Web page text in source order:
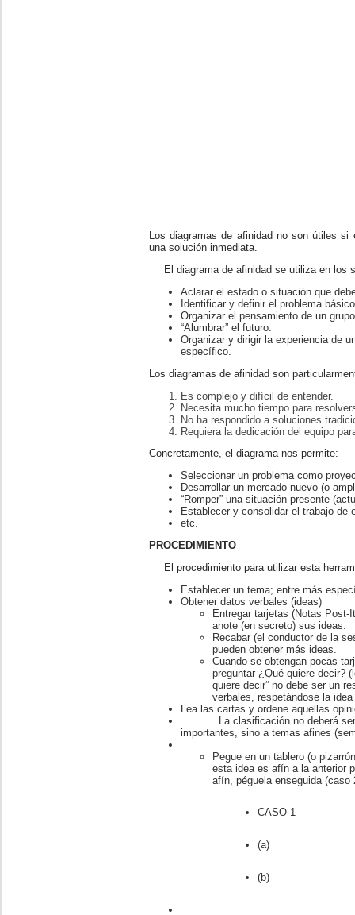
Los diagramas de afinidad no son útiles
una solución inmediata.
El diagrama de afinidad se utiliza en los
Aclarar el estado o situación que
Identificar y definir el problema
Organizar el pensamiento de un
“Alumbrar” el futuro.
Organizar y dirigir la experiencia de
específico.
Los diagramas de afinidad son
Es complejo y difícil de entender.
Necesita mucho tiempo para
No ha respondido a soluciones
Requiera la dedicación del equipo
Concretamente, el diagrama nos permite:
Seleccionar un problema como
Desarrollar un mercado nuevo (o
“Romper” una situación presente
Establecer y consolidar el trabajo de
etc.
PROCEDIMIENTO
El procedimiento para utilizar esta
Establecer un tema; entre más
Obtener datos verbales (ideas)
Entregar tarjetas (Notas Post-
anote (en secreto) sus ideas.
Recabar (el conductor de la
pueden obtener más ideas.
Cuando se obtengan pocas
preguntar ¿Qué quiere decir?
quiere decir” no debe ser un
verbales, respetándose la
Lea las cartas y ordene aquellas
La clasificación no deberá ser
importantes, sino a temas afines
Pegue en un tablero (o
esta idea es afín a la anterior
afín, péguela enseguida
CASO 1
(a)
(b)